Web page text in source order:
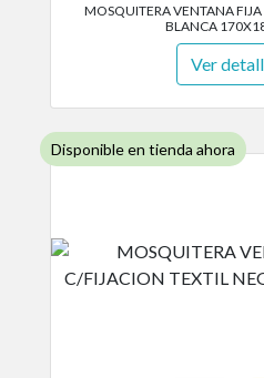
MOSQUITERA VENTANA FIJA
BLANCA
Ver
Disponible en tienda ahora